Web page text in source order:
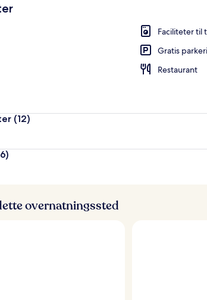
Faciliteter til
Gratis
Restaurant
(12)
overnatningssted